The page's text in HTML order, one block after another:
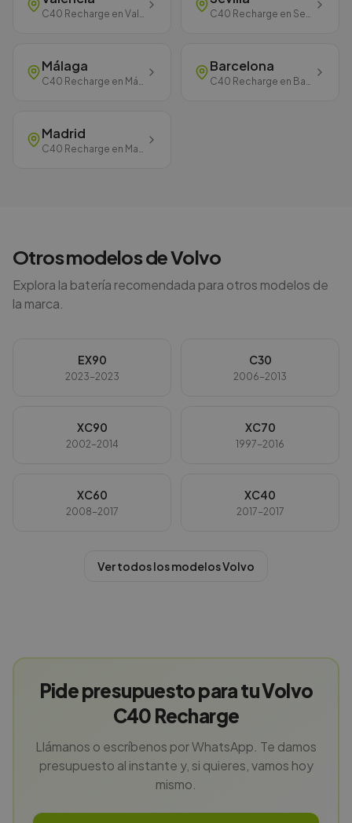
C40 Recharge en Valencia C40 Recharge en Sevilla
Málaga
C40 Recharge en Málaga
Barcelona
C40 Recharge en Barcelona
Madrid
C40 Recharge en Madrid
Otros modelos deVolvo
Explora la batería recomendada para otros modelos de
la marca.
EX90
2023-2023
C30
2006-2013
XC90
2002-2014
XC70
1997-2016
XC60
2008-2017
XC40
2017-2017
Ver todos los modelosVolvo
Pide presupuesto para tu Volvo
C40 Recharge
Llámanos o escríbenos por WhatsApp. Te damos
presupuesto al instante y, si quieres, vamos hoy
mismo.